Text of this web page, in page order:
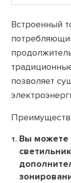
Встроенный
позволяет
Вы можете